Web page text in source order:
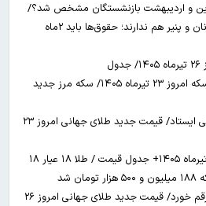
و اردیبهشت بازنشستگان مشخص شد؟/
کریمی: بازنشستگان توان خرید نان و پنیر هم ندارند؛ حقوق‌ها باید ۲ماه
قیمت زمان بازگشایی طلا و سکه امروز ۲۳ تیرماه ۱۴۰۵/ سکه مرز جدید
طلا در پایین‌ترین سطح قیمتی ایستاد/ قیمت جدید طلای جهانی امروز ۲۳
آخرین قیمت طلا و سکه ۲۷ تیرماه ۱۴۰۵+ جدول قیمت / طلا ۱۸ عیار ۱۸
بزرگ‌ترین کاهش قیمت طلا رقم خورد/ قیمت جدید طلای جهانی امروز ۲۶